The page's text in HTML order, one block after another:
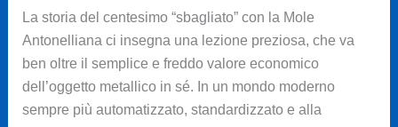
La storia del centesimo “sbagliato” con la Mole
Antonelliana ci insegna una lezione preziosa, che va
ben oltre il semplice e freddo valore economico
dell’oggetto metallico in sé. In un mondo moderno
sempre più automatizzato, standardizzato e alla